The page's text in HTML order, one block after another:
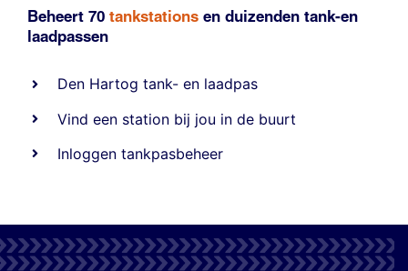
Beheert 70 tankstations en duizenden tank-en
laadpassen
Den Hartog tank- en laadpas
Vind een station bij jou in de buurt
Inloggen tankpasbeheer